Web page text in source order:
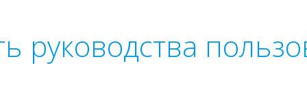
руководства